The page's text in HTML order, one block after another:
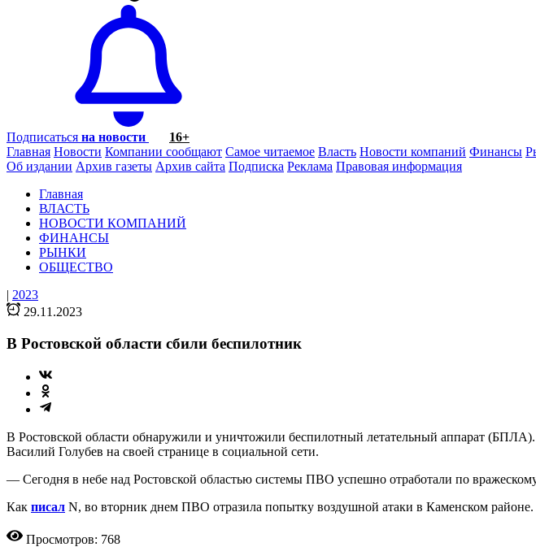
Подписаться на новости
16+
Главная Новости Компании сообщают Самое читаемое Власть Новости компаний Финансы
Об издании Архив газеты Архив сайта Подписка Реклама Правовая информация
Главная
ВЛАСТЬ
НОВОСТИ КОМПАНИЙ
ФИНАНСЫ
РЫНКИ
ОБЩЕСТВО
| 2023
29.11.2023
В Ростовской области сбили беспилотник
В Ростовской области обнаружили и уничтожили беспилотный летательный аппарат
Василий Голубев на своей странице в социальной сети.
— Сегодня в небе над Ростовской областью системы ПВО успешно отработали по
Как писал N, во вторник днем ПВО отразила попытку воздушной атаки в Каменском районе.
Просмотров: 768